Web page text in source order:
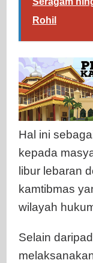
Rohil
Hal ini
kepada
libur lebaran
kamtibmas
wilayah
Selain